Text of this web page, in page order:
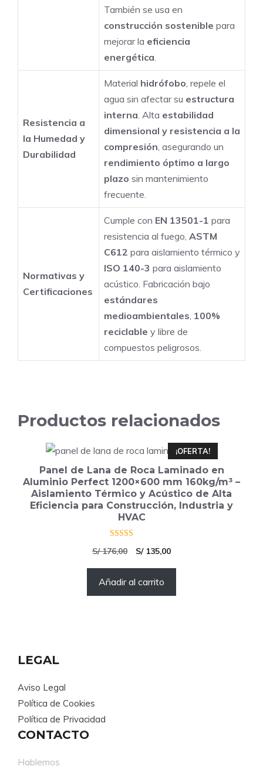
También se usa en
construcción sostenible para
mejorar la eficiencia
energética
Resistencia a
la Humedad y
Durabilidad
Material hidrófobo , repele el
agua sin afectar su estructura
interna . Alta estabilidad
dimensional y resistencia a la
compresión , asegurando un
rendimiento óptimo a largo
plazo sin mantenimiento
frecuente.
Normativas y
Certificaciones
Cumple con EN 13501-1 para
resistencia al fuego, ASTM
C612 para aislamiento térmico y
ISO 140-3 para aislamiento
acústico. Fabricación bajo
estándares
medioambientales 100%
reciclable y libre de
compuestos peligrosos.
Productos relacionados
¡OFERTA!
Panel de Lana de Roca Laminado en
Aluminio Perfect 1200×600 mm 160kg/m³ –
Aislamiento Térmico y Acústico de Alta
Eficiencia para Construcción, Industria y
HVAC
de 5
S/176,00
El
precio
original
era:
S/135,00El
precio
es:
Añadir al carrito
LEGAL
Aviso Legal
Política de Cookies
Política de Privacidad
CONTACTO
Hablemos